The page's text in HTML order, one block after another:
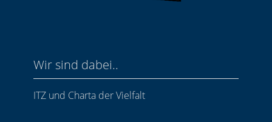
Wir sind dabei..
ITZ und Charta der Vielfalt